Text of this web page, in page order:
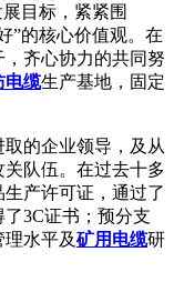
目标，紧紧围
”的核心价值观。在
齐心协力的共同努
电缆生产基地，固定
的企业领导，及从
队伍。在过去十多
产许可证，通过了
了3C证书；预分支
水平及矿用电缆研